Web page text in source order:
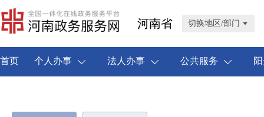
河南省 切换地区/部门
首页 个人办事 法人办事 公共服务